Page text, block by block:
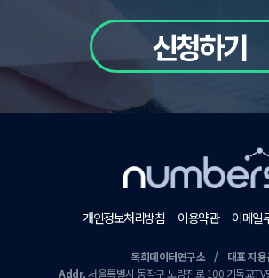
신청하기
개인정보처리방침 이용약관 이메일
목회데이터연구소 / 대표 지용
Addr.서울특별시 동작구 노량진로 100 기독교